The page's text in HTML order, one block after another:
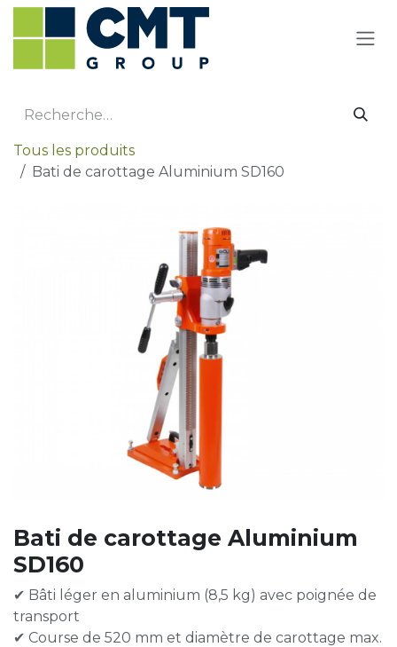
Se rendre au contenu
Tous les produits
Bati de carottage Aluminium SD160
Bati de carottage Aluminium
SD160
✔ Bâti léger en aluminium (8,5 kg) avec poignée de
transport
✔ Course de 520 mm et diamètre de carottage max.